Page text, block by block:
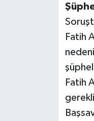
Fatih
Fatih